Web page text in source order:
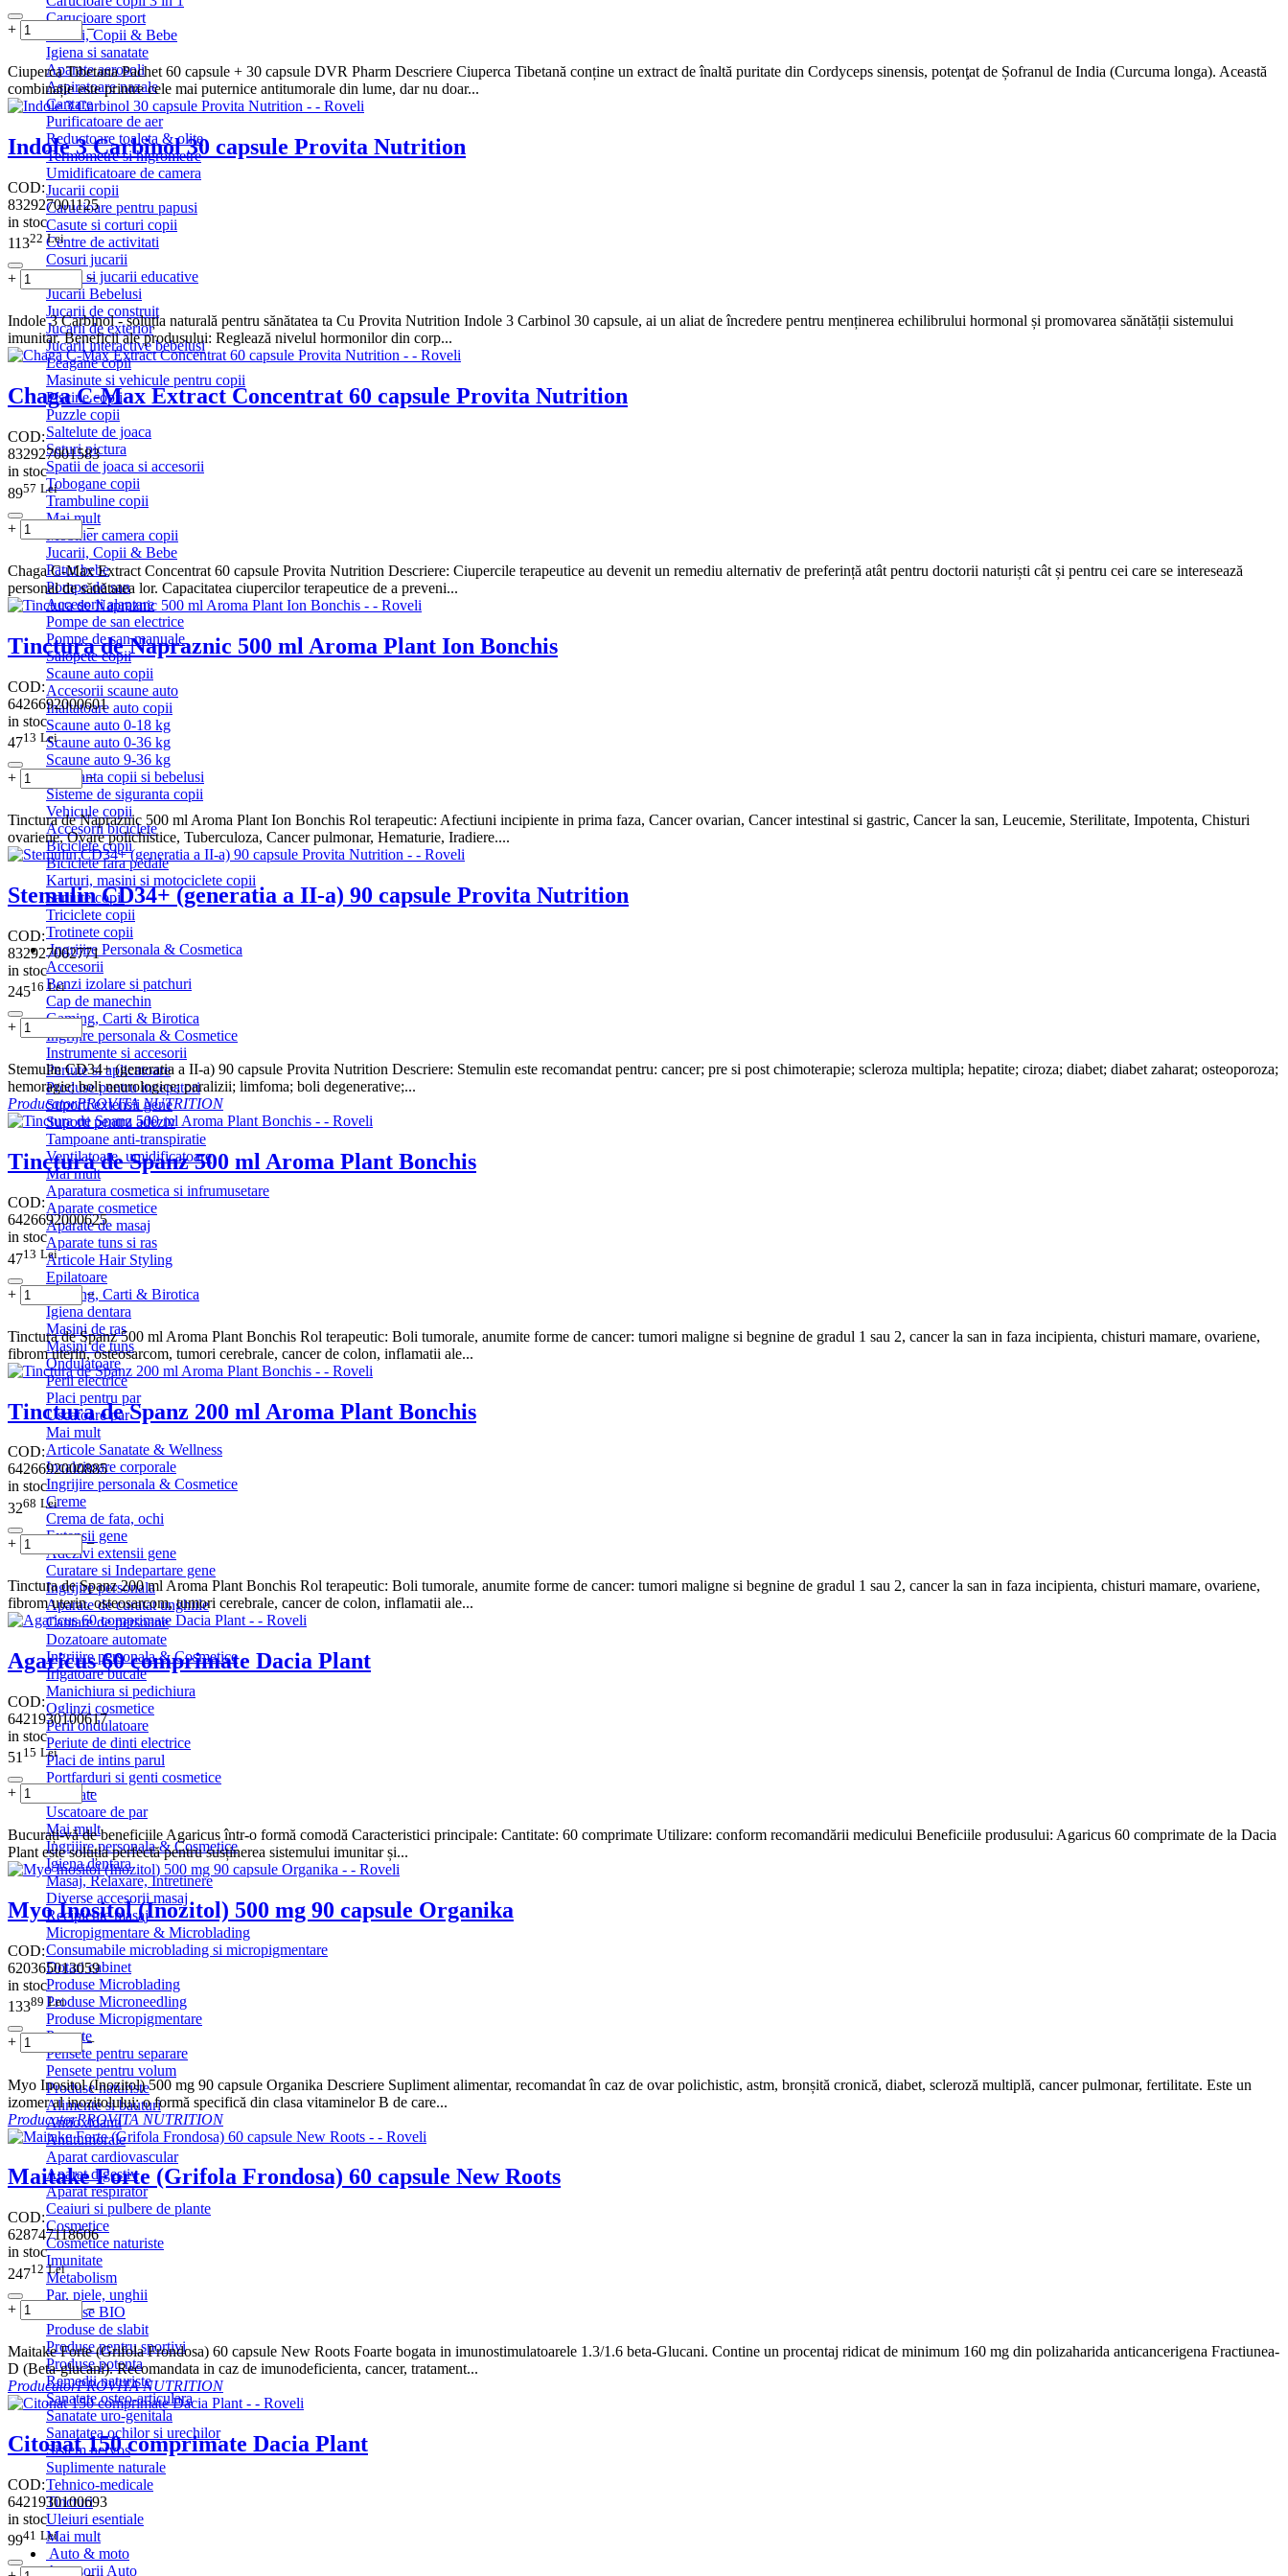
Carucioare sport
Jucarii, Copii & Bebe
Igiena si sanatate
Aparate aerosoli
Aspiratoare nazale
Cantare
Purificatoare de aer
Reductoare toaleta & olite
Termometre si higrometre
Umidificatoare de camera
Jucarii copii
Carucioare pentru papusi
Casute si corturi copii
Centre de activitati
Cosuri jucarii
Jocuri si jucarii educative
Jucarii Bebelusi
Jucarii de construit
Jucarii de exterior
Jucarii interactive bebelusi
Leagane copii
Masinute si vehicule pentru copii
Piscine copii
Puzzle copii
Saltelute de joaca
Seturi pictura
Spatii de joaca si accesorii
Tobogane copii
Trambuline copii
Mai mult
Mobilier camera copii
Jucarii, Copii & Bebe
Patut bebe
Pompe de san
Accesorii alaptare
Pompe de san electrice
Pompe de san manuale
Salopete copii
Scaune auto copii
Accesorii scaune auto
Inaltatoare auto copii
Scaune auto 0-18 kg
Scaune auto 0-36 kg
Scaune auto 9-36 kg
Siguranta copii si bebelusi
Sisteme de siguranta copii
Vehicule copii
Accesorii biciclete
Biciclete copii
Biciclete fara pedale
Karturi, masini si motociclete copii
Saniute copii
Triciclete copii
Trotinete copii
Ingrijire Personala & Cosmetica
Accesorii
Benzi izolare si patchuri
Cap de manechin
Gaming, Carti & Birotica
Ingrijire personala & Cosmetice
Instrumente si accesorii
Periute si aplicatoare
Produse pentru incepatori
Suporti extensii gene
Suporti pentru adeziv
Tampoane anti-transpiratie
Ventilatoare, umidificatoare
Mai mult
Aparatura cosmetica si infrumusetare
Aparate cosmetice
Aparate de masaj
Aparate tuns si ras
Articole Hair Styling
Epilatoare
Gaming, Carti & Birotica
Igiena dentara
Masini de ras
Masini de tuns
Ondulatoare
Perii electrice
Placi pentru par
Uscatoare par
Mai mult
Articole Sanatate & Wellness
Incalzitoare corporale
Ingrijire personala & Cosmetice
Creme
Crema de fata, ochi
Extensii gene
Adezivi extensii gene
Curatare si Indepartare gene
Ingrijire personala
Aparate de curatat unghiile
Cantare de persoane
Dozatoare automate
Ingrijire personala & Cosmetice
Irigatoare bucale
Manichiura si pedichiura
Oglinzi cosmetice
Perii ondulatoare
Periute de dinti electrice
Placi de intins parul
Portfarduri si genti cosmetice
Sanatate
Uscatoare de par
Mai mult
Ingrijire personala & Cosmetice
Igiena dentara
Masaj, Relaxare, Intretinere
Diverse accesorii masaj
Recipiente masaj
Micropigmentare & Microblading
Consumabile microblading si micropigmentare
Dotari cabinet
Produse Microblading
Produse Microneedling
Produse Micropigmentare
Pensete
Pensete pentru separare
Pensete pentru volum
Produse naturiste
Alimente si bauturi
Antioxidanti
Antitumorale
Aparat cardiovascular
Aparat digestiv
Aparat respirator
Ceaiuri si pulbere de plante
Cosmetice
Cosmetice naturiste
Imunitate
Metabolism
Par, piele, unghii
Produse BIO
Produse de slabit
Produse pentru sportivi
Produse potenta
Remedii naturiste
Sanatate osteo-articulara
Sanatate uro-genitala
Sanatatea ochilor si urechilor
Sistem nervos
Suplimente naturale
Tehnico-medicale
Tincturi
Uleiuri esentiale
Mai mult
Auto & moto
Accesorii Auto
+ −
Ciuperca Tibetana Pachet 60 capsule + 30 capsule DVR Pharm Descriere Ciuperca Tibetană conține un extract de înaltă puritate din Cordyceps sinensis, potenţat de Șofranul de India (Curcuma longa). Această
combinație este printre cele mai puternice antitumorale din lume, dar nu doar...
Indole 3 Carbinol 30 capsule Provita Nutrition
COD:
832927001125
in stoc
11322 Lei
+ −
Indole 3 Carbinol - soluția naturală pentru sănătatea ta Cu Provita Nutrition Indole 3 Carbinol 30 capsule, ai un aliat de încredere pentru menținerea echilibrului hormonal și promovarea sănătății sistemului
imunitar. Beneficii ale produsului: Reglează nivelul hormonilor din corp...
Chaga C-Max Extract Concentrat 60 capsule Provita Nutrition
COD:
832927001583
in stoc
8957 Lei
+ −
Chaga C-Max Extract Concentrat 60 capsule Provita Nutrition Descriere: Ciupercile terapeutice au devenit un remediu alternativ de preferință atât pentru doctorii naturiști cât și pentru cei care se interesează
personal de sănătatea lor. Capacitatea ciupercilor terapeutice de a preveni...
Tinctura de Napraznic 500 ml Aroma Plant Ion Bonchis
COD:
6426692000601
in stoc
4713 Lei
+ −
Tinctura de Napraznic 500 ml Aroma Plant Ion Bonchis Rol terapeutic: Afectiuni incipiente in prima faza, Cancer ovarian, Cancer intestinal si gastric, Cancer la san, Leucemie, Sterilitate, Impotenta, Chisturi
ovariene, Ovare polichistice, Tuberculoza, Cancer pulmonar, Hematurie, Iradiere....
Stemulin CD34+ (generatia a II-a) 90 capsule Provita Nutrition
COD:
832927002771
in stoc
24516 Lei
+ −
Stemulin CD34+ (generatia a II-a) 90 capsule Provita Nutrition Descriere: Stemulin este recomandat pentru: cancer; pre si post chimoterapie; scleroza multipla; hepatite; ciroza; diabet; diabet zaharat; osteoporoza;
hemoragie; boli neurologice; paralizii; limfoma; boli degenerative;...
ProducatorPROVITA NUTRITION
Tinctura de Spanz 500 ml Aroma Plant Bonchis
COD:
6426692000625
in stoc
4713 Lei
+ −
Tinctura de Spanz 500 ml Aroma Plant Bonchis Rol terapeutic: Boli tumorale, anumite forme de cancer: tumori maligne si begnine de gradul 1 sau 2, cancer la san in faza incipienta, chisturi mamare, ovariene,
fibrom uterin, osteosarcom, tumori cerebrale, cancer de colon, inflamatii ale...
Tinctura de Spanz 200 ml Aroma Plant Bonchis
COD:
6426692000885
in stoc
3268 Lei
+ −
Tinctura de Spanz 200 ml Aroma Plant Bonchis Rol terapeutic: Boli tumorale, anumite forme de cancer: tumori maligne si begnine de gradul 1 sau 2, cancer la san in faza incipienta, chisturi mamare, ovariene,
fibrom uterin, osteosarcom, tumori cerebrale, cancer de colon, inflamatii ale...
Agaricus 60 comprimate Dacia Plant
COD:
6421930100617
in stoc
51 15 Lei
+ −
Bucurați-vă de beneficiile Agaricus într-o formă comodă Caracteristici principale: Cantitate: 60 comprimate Utilizare: conform recomandării medicului Beneficiile produsului: Agaricus 60 comprimate de la Dacia
Plant este soluția perfectă pentru susținerea sistemului imunitar și...
Myo Inositol (Inozitol) 500 mg 90 capsule Organika
COD:
620365013059
in stoc
13389 Lei
+ −
Myo Inositol (Inozitol) 500 mg 90 capsule Organika Descriere Supliment alimentar, recomandat în caz de ovar polichistic, astm, bronșită cronică, diabet, scleroză multiplă, cancer pulmonar, fertilitate. Este un
izomer al inozitolului; o formă specifică din clasa vitaminelor B de care...
ProducatorPROVITA NUTRITION
Maitake Forte (Grifola Frondosa) 60 capsule New Roots
COD:
628747118606
in stoc
24712 Lei
+ −
Maitake Forte (Grifola Frondosa) 60 capsule New Roots Foarte bogata in imunostimulatoarele 1.3/1.6 beta-Glucani. Contine un procentaj ridicat de minimum 160 mg din polizaharida anticancerigena Fractiunea-
D (Beta-glucani). Recomandata in caz de imunodeficienta, cancer, tratament...
ProducatorPROVITA NUTRITION
Citonat 150 comprimate Dacia Plant
COD:
6421930100693
in stoc
9941 Lei